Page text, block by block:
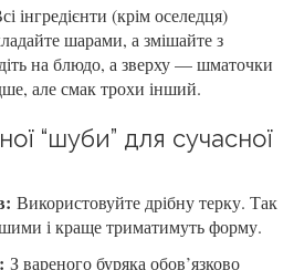
інгредієнти (крім оселедця)
шарами, а змішайте з
на блюдо, а зверху — шматочки
але смак трохи інший.
“шуби” для сучасної
Використовуйте дрібну терку. Так
і краще триматимуть форму.
З вареного буряка обов’язково